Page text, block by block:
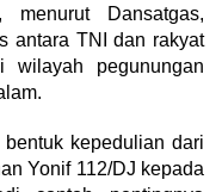
menurut Dansatgas,
antara TNI dan rakyat
wilayah pegunungan
kepedulian dari
Yonif 112/DJ kepada